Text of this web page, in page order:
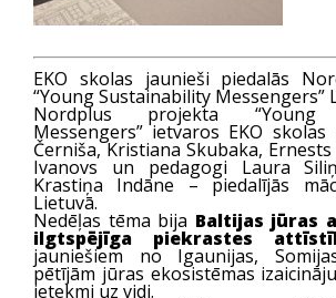
EKO skolas jaunieši piedalās
“Young Sustainability Messengers”
Nordplus projekta “Young
Messengers” ietvaros EKO
Černiša, Kristiana Skubaka,
Ivanovs un pedagogi Laura
Krastiņa Indāne – piedalījās
Lietuvā.
Nedēļas tēma bija Baltijas jūras
ilgtspējīga piekrastes
jauniešiem no Igaunijas,
pētījām jūras ekosistēmas
ietekmi uz vidi.